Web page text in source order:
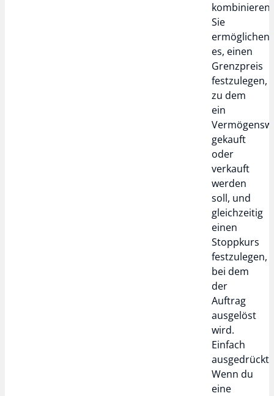
kombinieren.
Sie
ermöglichen
es, einen
Grenzpreis
festzulegen,
zu dem
ein
gekauft
oder
verkauft
werden
soll, und
gleichzeitig
einen
Stoppkurs
festzulegen,
bei dem
der
Auftrag
ausgelöst
wird.
Einfach
ausgedrückt:
Wenn du
eine